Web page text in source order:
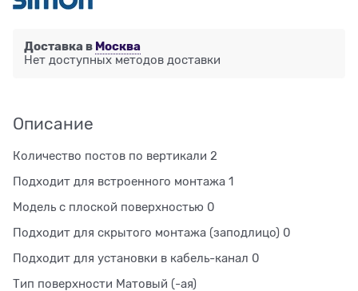
Доставка в Москва
Нет доступных методов доставки
Описание
Количество постов по вертикали 2
Подходит для встроенного монтажа 1
Модель с плоской поверхностью 0
Подходит для скрытого монтажа (заподлицо) 0
Подходит для установки в кабель-канал 0
Тип поверхности Матовый (-ая)